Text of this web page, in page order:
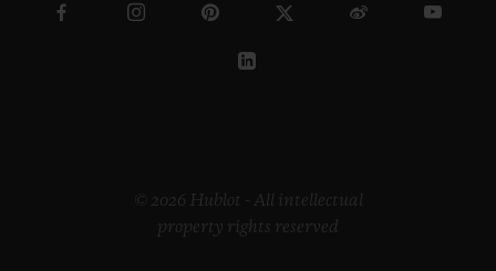
© 2026 Hublot - All intellectual
property rights reserved